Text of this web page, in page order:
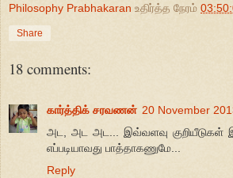
Philosophy Prabhakaran உதிர்த்த நேரம்
Share
18 comments:
கார்த்திக் சரவணன் 20 November
அட, அட அட... இவ்வளவு குறியீடுகள்
எப்படியாவது பாத்தாகணுமே...
Reply